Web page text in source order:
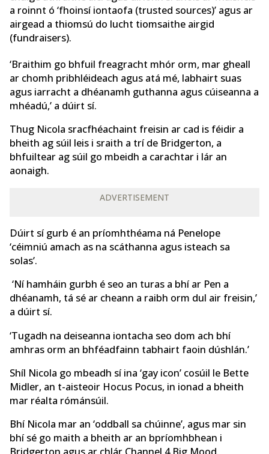
a roinnt ó ‘fhoinsí iontaofa (trusted sources)’ agus ar
airgead a thiomsú do lucht tiomsaithe airgid
(fundraisers).
‘Braithim go bhfuil freagracht mhór orm, mar gheall
ar chomh pribhléideach agus atá mé, labhairt suas
agus iarracht a dhéanamh guthanna agus cúiseanna a
mhéadú,’ a dúirt sí.
Thug Nicola sracfhéachaint freisin ar cad is féidir a
bheith ag súil leis i sraith a trí de Bridgerton, a
bhfuiltear ag súil go mbeidh a carachtar i lár an
aonaigh.
ADVERTISEMENT
Dúirt sí gurb é an príomhthéama ná Penelope
‘céimniú amach as na scáthanna agus isteach sa
solas’.
‘Ní hamháin gurbh é seo an turas a bhí ar Pen a
dhéanamh, tá sé ar cheann a raibh orm dul air freisin,’
a dúirt sí.
‘Tugadh na deiseanna iontacha seo dom ach bhí
amhras orm an bhféadfainn tabhairt faoin dúshlán.’
Shíl Nicola go mbeadh sí ina ‘gay icon’ cosúil le Bette
Midler, an t-aisteoir Hocus Pocus, in ionad a bheith
mar réalta rómánsúil.
Bhí Nicola mar an ‘oddball sa chúinne’, agus mar sin
bhí sé go maith a bheith ar an bpríomhbhean i